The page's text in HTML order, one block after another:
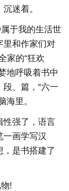
迷着。
于我的生活世
和作家们对
家的“狂欢
地呼吸着书中
、篇，“六一
海里。
性强了，语言
一画学写汉
，是书搭建了
!